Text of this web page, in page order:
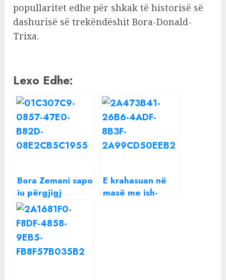
popullaritet edhe për shkak të historisë së
dashurisë së trekëndëshit Bora-Donald-
Trixa.
Lexo Edhe:
Bora Zemani sapo
iu përgjigj
Donaldit? Rrjeti
po “çmendet”
nga veprimi i saj i
fundit
E krahasuan në
masë me ish-